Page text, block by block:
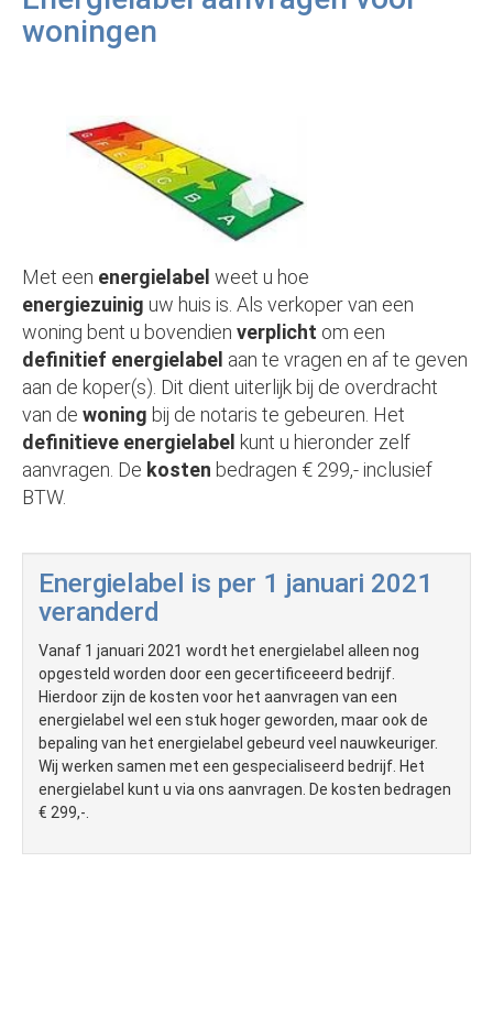
woningen
Met een energielabel weet u hoe
energiezuinig uw huis is. Als verkoper van een
woning bent u bovendien verplicht om een
definitief energielabel aan te vragen en af te geven
aan de koper(s). Dit dient uiterlijk bij de overdracht
van de woning bij de notaris te gebeuren. Het
definitieve energielabel kunt u hieronder zelf
aanvragen. De kosten bedragen € 299,- inclusief
BTW.
Energielabel is per 1 januari 2021
veranderd
Vanaf 1 januari 2021 wordt het energielabel alleen nog
opgesteld worden door een gecertificeeerd bedrijf.
Hierdoor zijn de kosten voor het aanvragen van een
energielabel wel een stuk hoger geworden, maar ook de
bepaling van het energielabel gebeurd veel nauwkeuriger.
Wij werken samen met een gespecialiseerd bedrijf. Het
energielabel kunt u via ons aanvragen. De kosten bedragen
€ 299,-.